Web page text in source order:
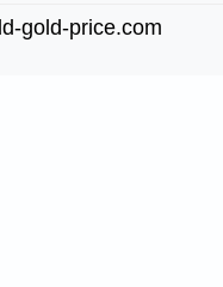
gold-price.com